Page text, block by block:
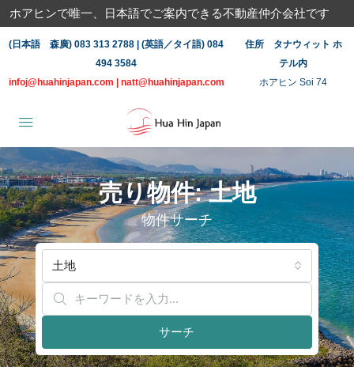
ホアヒンで唯一、日本語でご案内できる不動産仲介会社です
(日本語 森廣) 083 313 2788 | (英語／タイ語) 084
494 3584
infoj@huahinjapan.com
natt@huahinjapan.com
住所 タナウィット ホ
テル内
ホアヒン Soi 74
売り物件: 土地
物件サーチ
土地
サーチ